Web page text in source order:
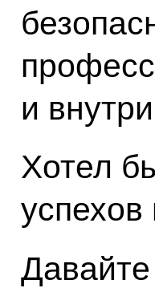
и
Хотел
успехов